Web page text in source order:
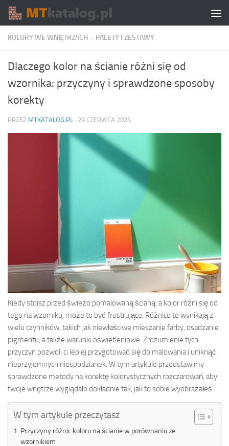
Skip to content
KOLORY WE WNĘTRZACH – PALETY I ZESTAWY
Dlaczego kolor na ścianie różni się od
wzornika: przyczyny i sprawdzone sposoby
korekty
PRZEZ MTKATALOG.PL · 29 CZERWCA 2026
Kiedy stoisz przed świeżo pomalowaną ścianą, a kolor różni się od
tego na wzorniku, może to być frustrujące. Różnice te wynikają z
wielu czynników, takich jak niewłaściwe mieszanie farby, osadzanie
pigmentu, a także warunki oświetleniowe. Zrozumienie tych
przyczyn pozwoli ci lepiej przygotować się do malowania i uniknąć
nieprzyjemnych niespodzianek. W tym artykule przedstawimy
sprawdzone metody na korektę kolorystycznych rozczarowań, aby
twoje wnętrze wyglądało dokładnie tak, jak to sobie wyobrażałeś.
W tym artykule przeczytasz
Przyczyny różnic koloru na ścianie w porównaniu ze
wzornikiem